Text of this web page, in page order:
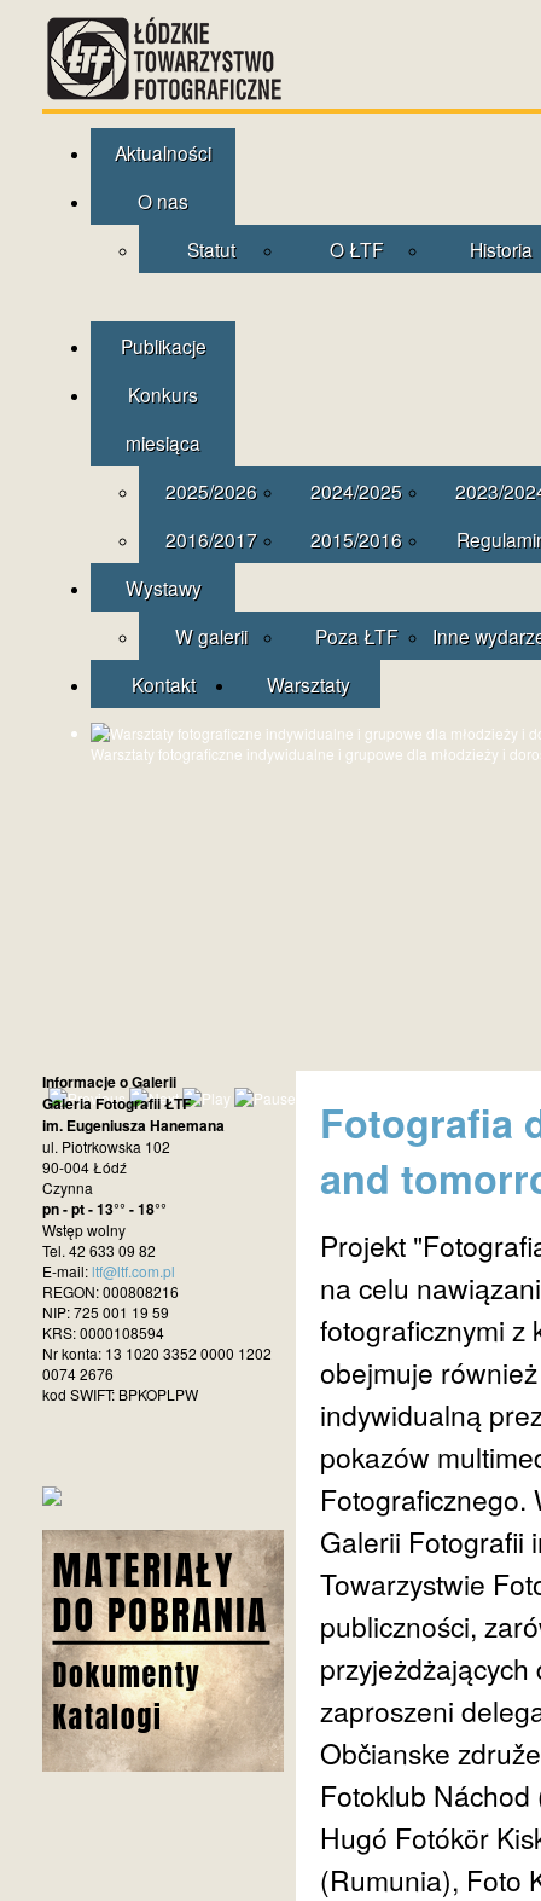
Aktualności
O nas
Statut
O ŁTF Historia
Publikacje
Konkurs
miesiąca
2025/2026
2024/2025
2023/
2016/2017
2015/2016
Wystawy
W galerii
Poza ŁTF
Inne
Kontakt
Warsztaty
Warsztaty fotograficzne indywidualne i grupowe dla młodzieży i
Fotografia
and
Projekt
na celu
fotograficznymi z
obejmuje
indywidualną
pokazów
Fotograficznego.
Galerii Fotografii
Towarzystwie
publiczności,
przyjeżdżających
zaproszeni
Občianske
Fotoklub
Hugó Fotókör
(Rumunia), Foto
Informacje o Galerii
Galeria Fotografii ŁTF
im. Eugeniusza Hanemana
ul. Piotrkowska 102
90-004 Łódź
Czynna
pn - pt - 13°° - 18°°
Wstęp wolny
Tel. 42 633 09 82
E-mail:ltf@ltf.com.pl
REGON: 000808216
NIP: 725 001 19 59
KRS: 0000108594
Nr konta: 13 1020 3352 0000 1202
0074 2676
kod SWIFT: BPKOPLPW